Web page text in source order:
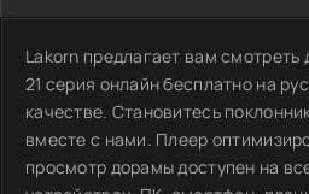
Lakorn предлагает вам
21 серия онлайн бесплатно на
качестве. Становитесь
вместе с нами. Плеер
просмотр дорамы доступен на